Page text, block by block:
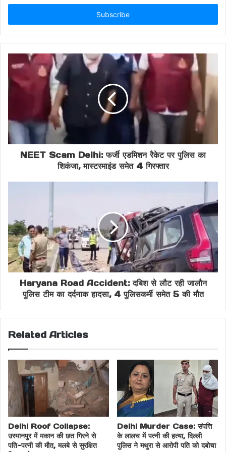
इस दर्दनाक हादसे ने एक बार फिर राजधानी में फायर सेफ्टी को लेकर गंभीर सवाल
खड़े कर दिए हैं। घनी आबादी वाले इलाकों में सुरक्षा मानकों की अनदेखी किस तरह
मानना है कि भविष्य में ऐसी घटनाओं को रोकने के लिए सख्त नियमों का पालन और
नियमित निरीक्षण बेहद जरूरी है।
Share this:
Facebook X
Delhi Fire Tragedy
delhi fire update delhi government relief
Fire Safety India fire victims support
hospital treatment news
india tragedy news latest Delhi incident
Shahdara Fire News vivek vihar fire case
Email
NEET Scam Delhi: फर्जी एडमिशन रैकेट पर पुलिस का
शिकंजा, मास्टरमाइंड समेत 4 गिरफ्तार
Haryana Road Accident: दबिश से लौट रही जालौन
पुलिस टीम का दर्दनाक हादसा, 4 पुलिसकर्मी समेत 5 की मौत
Related Articles
Delhi Roof Collapse:
उस्मानपुर में मकान की छत गिरने से
पति-पत्नी की मौत, मलबे से सुरक्षित
Delhi Murder Case: संपत्ति
के लालच में पत्नी की हत्या, दिल्ली
पुलिस ने मथुरा से आरोपी पति को दबोचा